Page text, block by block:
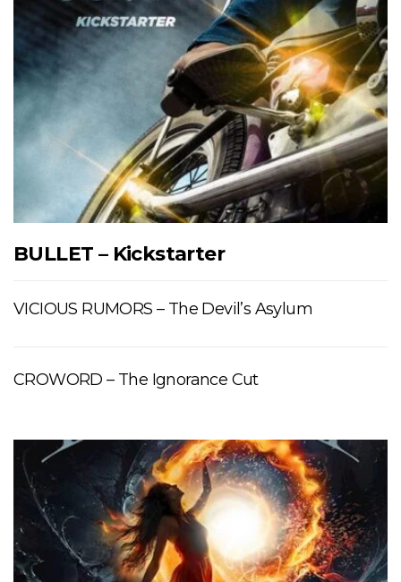
BULLET – Kickstarter
VICIOUS RUMORS – The Devil’s Asylum
CROWORD – The Ignorance Cut